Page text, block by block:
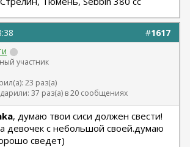
#1617
участник
23 раз(а)
37 раз(а) в 20 сообщениях
, думаю твои сиси должен свести!
девочек с небольшой своей.думаю
сведет)